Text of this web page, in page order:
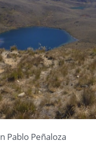
Pablo Peñaloza